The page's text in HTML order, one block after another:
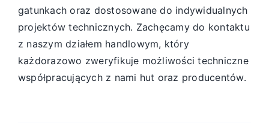
Polski
gatunkach oraz dostosowane do indywidualnych
projektów technicznych. Zachęcamy do kontaktu
z naszym działem handlowym, który
każdorazowo zweryfikuje możliwości techniczne
współpracujących z nami hut oraz producentów.